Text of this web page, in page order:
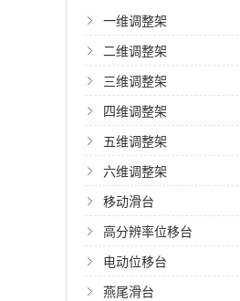
一维调整架
二维调整架
三维调整架
四维调整架
五维调整架
六维调整架
移动滑台
高分辨率位移台
电动位移台
燕尾滑台